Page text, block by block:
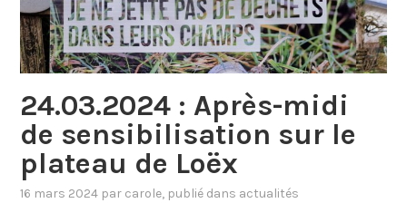
24.03.2024 : Après-midi
de sensibilisation sur le
plateau de Loëx
16 mars 2024 par carole, publié dans actualités